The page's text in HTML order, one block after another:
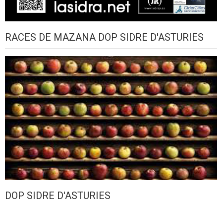
RACES DE MAZANA DOP SIDRE D'ASTURIES
DOP SIDRE D'ASTURIES